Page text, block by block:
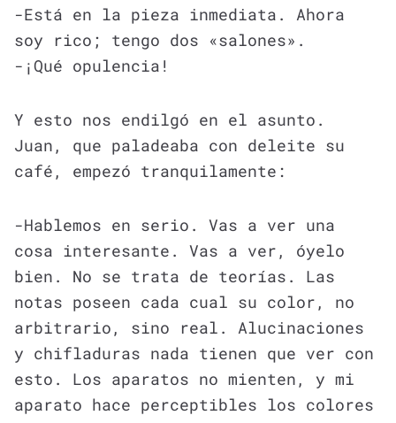
-Está en la pieza inmediata. Ahora
soy rico; tengo dos «salones».
-¡Qué opulencia!
Y esto nos endilgó en el asunto.
Juan, que paladeaba con deleite su
café, empezó tranquilamente:
-Hablemos en serio. Vas a ver una
cosa interesante. Vas a ver, óyelo
bien. No se trata de teorías. Las
notas poseen cada cual su color, no
arbitrario, sino real. Alucinaciones
y chifladuras nada tienen que ver con
esto. Los aparatos no mienten, y mi
aparato hace perceptibles los colores